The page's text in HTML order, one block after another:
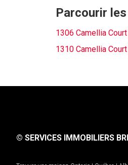
Parcourir
1306 Camellia Court
1310 Camellia Court
© SERVICES IMMOBILIERS